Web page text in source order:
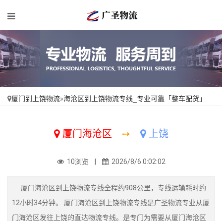
厦门到上饶物流»海沧区到上饶物流专线_专业可靠「整车配货」
厦门海沧区 ➙ 上饶
10浏览 | 2026/8/6 0:02:02
厦门海沧区到上饶物流专线全程约908公里，专线运输耗时约
12小时34分钟。 厦门海沧区到上饶物流专线是广圣物流专业从厦
门海沧区发往上饶的直达物流专线。是专门为需要从厦门海沧区